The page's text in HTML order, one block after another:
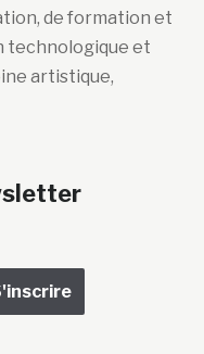
de formation et
technologique et
artistique,